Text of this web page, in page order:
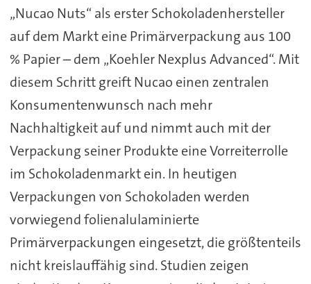
„Nucao Nuts“ als erster Schokoladenhersteller
auf dem Markt eine Primärverpackung aus 100
% Papier – dem „Koehler Nexplus Advanced“. Mit
diesem Schritt greift Nucao einen zentralen
Konsumentenwunsch nach mehr
Nachhaltigkeit auf und nimmt auch mit der
Verpackung seiner Produkte eine Vorreiterrolle
im Schokoladenmarkt ein. In heutigen
Verpackungen von Schokoladen werden
vorwiegend folienalulaminierte
Primärverpackungen eingesetzt, die größtenteils
nicht kreislauffähig sind. Studien zeigen